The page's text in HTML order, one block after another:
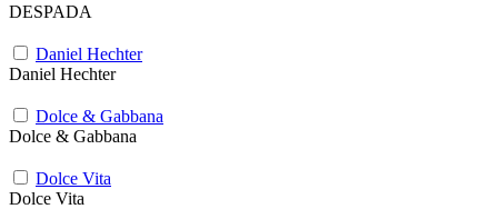
DESPADA
Daniel Hechter
Daniel Hechter
Dolce & Gabbana
Dolce & Gabbana
Dolce Vita
Dolce Vita